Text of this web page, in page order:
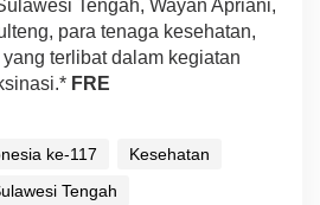
Tengah, Wayan Apriani,
para tenaga kesehatan,
terlibat dalam kegiatan
FRE
ke-117
Kesehatan
Tengah